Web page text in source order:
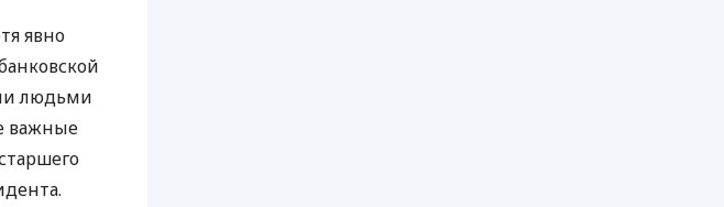
явно
людьми
важные